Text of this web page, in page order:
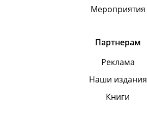
Мероприятия
Партнерам
Реклама
Наши издания
Книги